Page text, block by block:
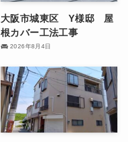
大阪市城東区 Y様邸 屋
根カバー工法工事
2026年8月4日